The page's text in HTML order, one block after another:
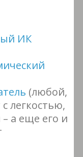
ИК
(любой,
легкостью,
а еще его и